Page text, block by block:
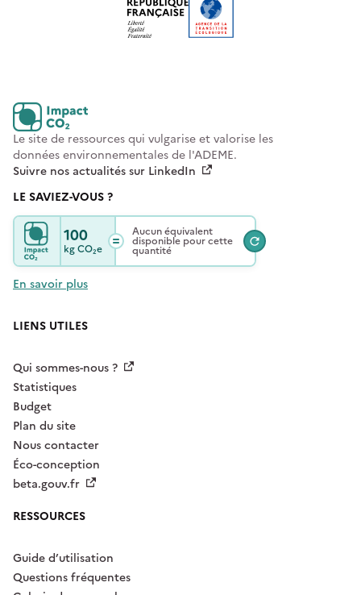
Le site de ressources qui vulgarise et valorise les
données environnementales de l'ADEME.
Suivre nos actualités sur LinkedIn
LE SAVIEZ-VOUS ?
100
kgCO₂e
Aucun équivalent
disponible pour cette
quantité
En savoir plus
LIENS UTILES
Qui sommes-nous ?
Statistiques
Budget
Plan du site
Nous contacter
Éco-conception
beta.gouv.fr
RESSOURCES
Guide d’utilisation
Questions fréquentes